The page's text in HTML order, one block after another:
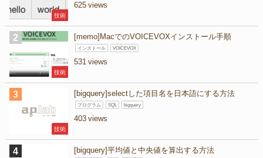
技術
625
技術
[memo]MacでのVOICEVOXインストール手順
インストール VOICEVOX
531
技術
[bigquery]selectした項目名を日本語にする方法
プログラム SQL bigquery
403
[bigquery]平均値と中央値を算出する方法